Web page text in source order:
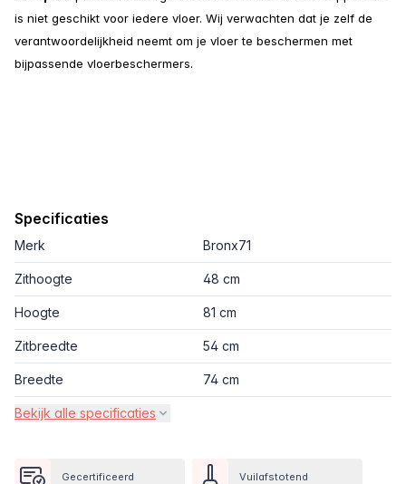
is niet geschikt voor iedere vloer. Wij verwachten dat je zelf de
verantwoordelijkheid neemt om je vloer te beschermen met
bijpassende vloerbeschermers.
Specificaties
Merk Bronx71
Zithoogte 48 cm
Hoogte 81 cm
Zitbreedte 54 cm
Breedte 74 cm
Bekijk alle specificaties
Gecertificeerd Vuilafstotend